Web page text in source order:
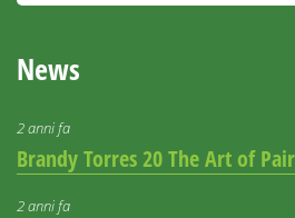
News
2 anni fa
Brandy Torres 20 The Art of
2 anni fa